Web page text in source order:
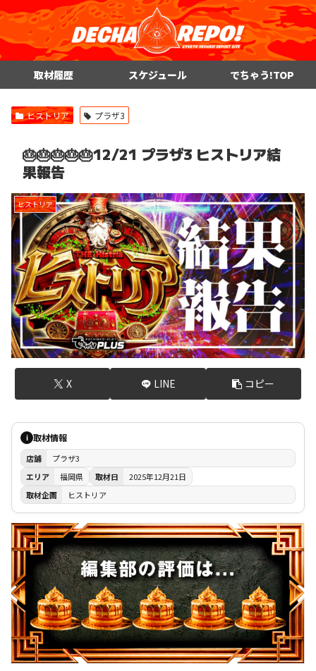
取材履歴 スケジュール でちゃう!TOP
ヒストリア プラザ3
🎂🎂🎂🎂🎂12/21 プラザ3 ヒストリア結
果報告
ヒストリア
X LINE コピー
i 取材情報
店舗
プラザ3
エリア
福岡県 取材日
2025年12月21日
取材企画
ヒストリア